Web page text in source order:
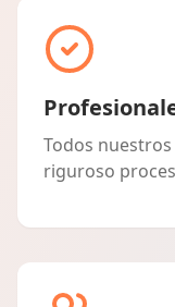
Todos
riguroso